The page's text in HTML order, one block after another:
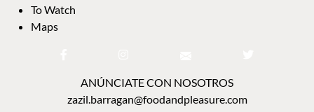
To Watch
Maps
ANÚNCIATE CON NOSOTROS
zazil.barragan@foodandpleasure.com